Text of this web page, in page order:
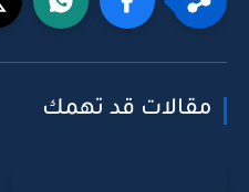
مقالات قد تهمك